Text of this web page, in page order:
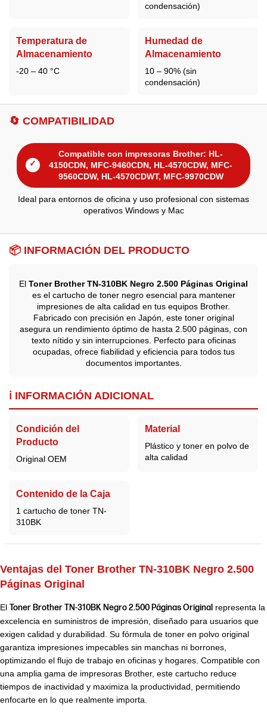
condensación)
Temperatura de
Almacenamiento
-20 – 40 °C
Humedad de
Almacenamiento
10 – 90% (sin
condensación)
🔄 COMPATIBILIDAD
✓
Compatible con impresoras Brother: HL-
4150CDN, MFC-9460CDN, HL-4570CDW, MFC-
9560CDW, HL-4570CDWT, MFC-9970CDW
Ideal para entornos de oficina y uso profesional con sistemas
operativos Windows y Mac
📦 INFORMACIÓN DEL PRODUCTO
El Toner Brother TN-310BK Negro 2.500 Páginas Original
es el cartucho de toner negro esencial para mantener
impresiones de alta calidad en tus equipos Brother.
Fabricado con precisión en Japón, este toner original
asegura un rendimiento óptimo de hasta 2.500 páginas, con
texto nítido y sin interrupciones. Perfecto para oficinas
ocupadas, ofrece fiabilidad y eficiencia para todos tus
documentos importantes.
ℹ️ INFORMACIÓN ADICIONAL
Condición del
Producto
Original OEM
Material
Plástico y toner en polvo de
alta calidad
Contenido de la Caja
1 cartucho de toner TN-
310BK
Ventajas del Toner Brother TN-310BK Negro 2.500
Páginas Original
El Toner Brother TN-310BK Negro 2.500 Páginas Original representa la
excelencia en suministros de impresión, diseñado para usuarios que
exigen calidad y durabilidad. Su fórmula de toner en polvo original
garantiza impresiones impecables sin manchas ni borrones,
optimizando el flujo de trabajo en oficinas y hogares. Compatible con
una amplia gama de impresoras Brother, este cartucho reduce
tiempos de inactividad y maximiza la productividad, permitiendo
enfocarte en lo que realmente importa.